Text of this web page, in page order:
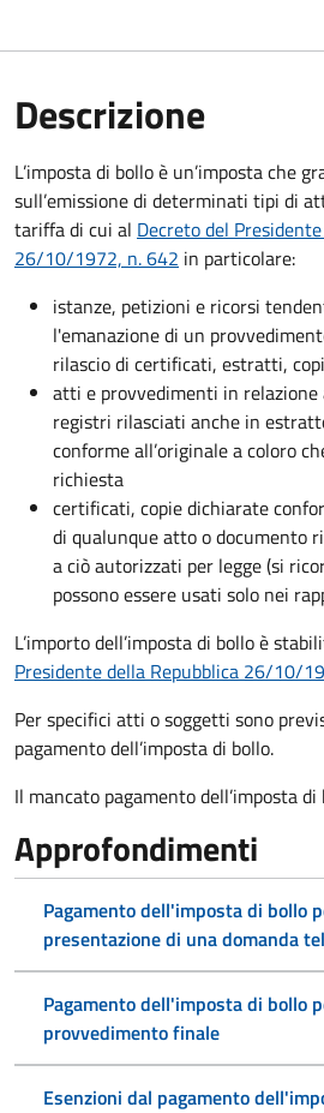
Descrizione
L’imposta di bollo è un’imposta che
sull’emissione di determinati tipi di
tariffa di cui al Decreto del
26/10/1972, n. 642 in particolare:
istanze, petizioni e ricorsi
l'emanazione di un
rilascio di certificati, estratti,
atti e provvedimenti in
registri rilasciati anche in
conforme all’originale a coloro
richiesta
certificati, copie dichiarate
di qualunque atto o documento
a ciò autorizzati per legge (si
possono essere usati solo nei
L’importo dell’imposta di bollo è
Presidente della Repubblica 26/10/
Per specifici atti o soggetti sono
pagamento dell’imposta di bollo.
Il mancato pagamento dell’imposta
Approfondimenti
Pagamento dell'imposta di bollo
presentazione di una domanda
Pagamento dell'imposta di bollo
provvedimento finale
Esenzioni dal pagamento